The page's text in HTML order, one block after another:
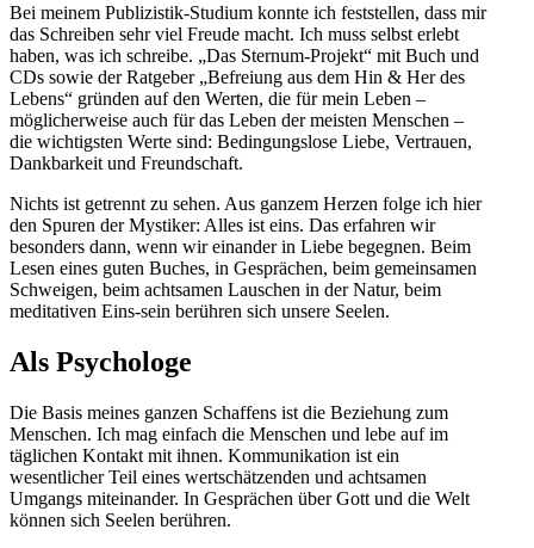
Bei meinem Publizistik-Studium konnte ich feststellen, dass mir
das Schreiben sehr viel Freude macht. Ich muss selbst erlebt
haben, was ich schreibe. „Das Sternum-Projekt“ mit Buch und
CDs sowie der Ratgeber „Befreiung aus dem Hin & Her des
Lebens“ gründen auf den Werten, die für mein Leben –
möglicherweise auch für das Leben der meisten Menschen –
die wichtigsten Werte sind: Bedingungslose Liebe, Vertrauen,
Dankbarkeit und Freundschaft.
Nichts ist getrennt zu sehen. Aus ganzem Herzen folge ich hier
den Spuren der Mystiker: Alles ist eins. Das erfahren wir
besonders dann, wenn wir einander in Liebe begegnen. Beim
Lesen eines guten Buches, in Gesprächen, beim gemeinsamen
Schweigen, beim achtsamen Lauschen in der Natur, beim
meditativen Eins-sein berühren sich unsere Seelen.
Als Psychologe
Die Basis meines ganzen Schaffens ist die Beziehung zum
Menschen. Ich mag einfach die Menschen und lebe auf im
täglichen Kontakt mit ihnen. Kommunikation ist ein
wesentlicher Teil eines wertschätzenden und achtsamen
Umgangs miteinander. In Gesprächen über Gott und die Welt
können sich Seelen berühren.